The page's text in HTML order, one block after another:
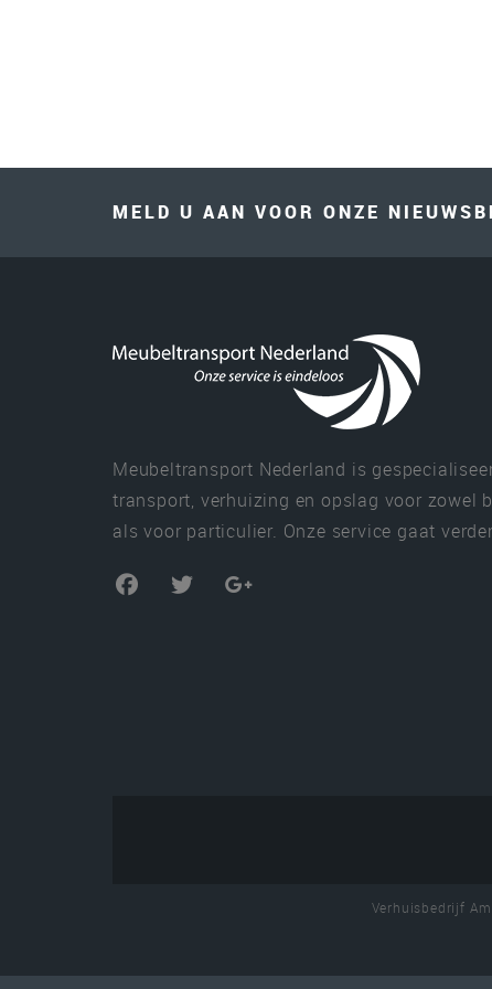
MELD U AAN VOOR ONZE
Meubeltransport Nederland is
transport, verhuizing en opslag voor zowel
als voor particulier. Onze service gaat
Verhuisbedrijf